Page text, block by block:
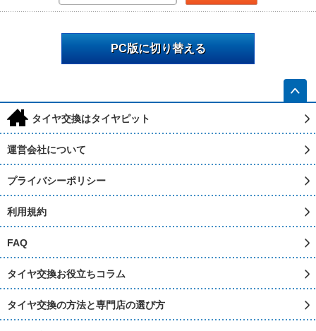
PC版に切り替える
h タイヤ交換はタイヤピット
運営会社について
プライバシーポリシー
利用規約
FAQ
タイヤ交換お役立ちコラム
タイヤ交換の方法と専門店の選び方